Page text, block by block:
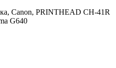
Canon, PRINTHEAD CH-41R
G640